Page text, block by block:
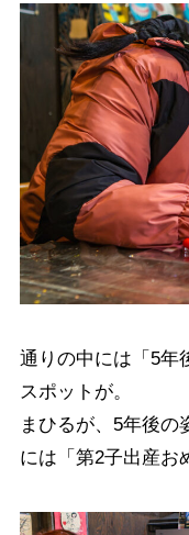
通りの中には「5年
スポットが。
まひるが、5年後の
には「第2子出産お